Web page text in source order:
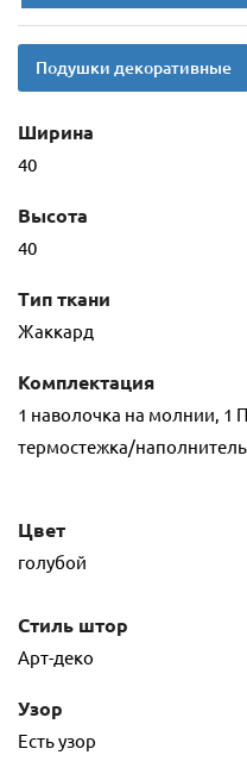
Подушки декоративные
Ширина
40
Высота
40
Тип ткани
Жаккард
Комплектация
1 наволочка на молнии, 1
термостежка/
Цвет
голубой
Стиль штор
Арт-деко
Узор
Есть узор